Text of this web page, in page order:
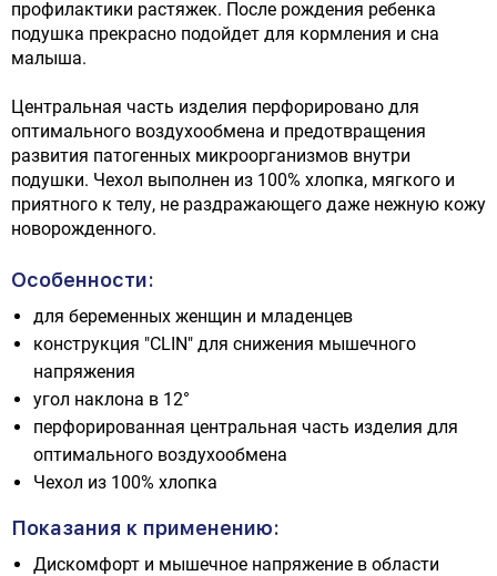
профилактики растяжек. После рождения ребенка
подушка прекрасно подойдет для кормления и сна
малыша.
Центральная часть изделия перфорировано для
оптимального воздухообмена и предотвращения
развития патогенных микроорганизмов внутри
подушки. Чехол выполнен из 100% хлопка, мягкого и
приятного к телу, не раздражающего даже нежную кожу
новорожденного.
Особенности:
для беременных женщин и младенцев
конструкция "CLIN" для снижения мышечного
напряжения
угол наклона в 12°
перфорированная центральная часть изделия для
оптимального воздухообмена
Чехол из 100% хлопка
Показания к применению:
Дискомфорт и мышечное напряжение в области